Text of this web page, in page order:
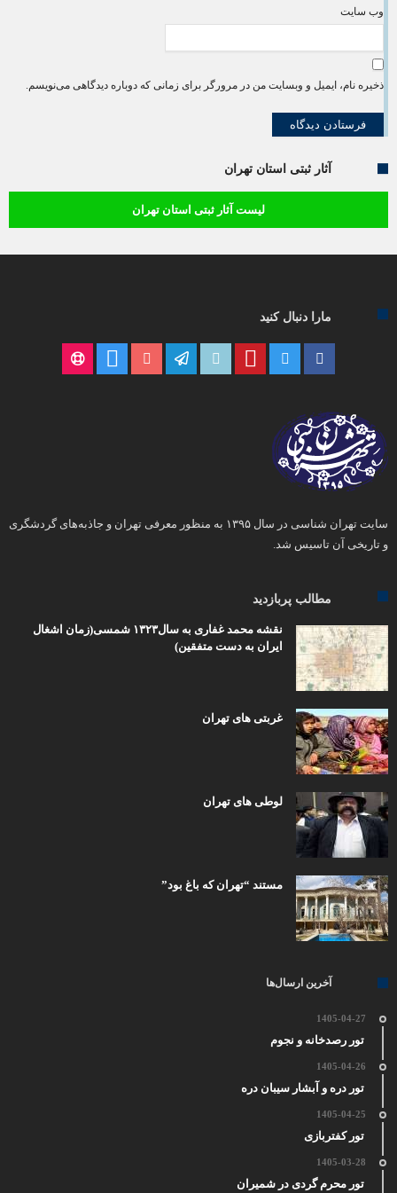
وب‌ سایت
ذخیره نام، ایمیل و وبسایت من در مرورگر برای زمانی که دوباره دیدگاهی می‌نویسم.
آثار ثبتی استان تهران
لیست آثار ثبتی استان تهران
مارا دنبال کنید
سایت تهران شناسی در سال ۱۳۹۵ به منظور معرفی تهران و جاذبه‌های گردشگری
و تاریخی آن تاسیس شد.
مطالب پربازدید
نقشه محمد غفاری به سال۱۳۲۳ شمسی(زمان اشغال
ایران به دست متفقین)
غربتی های تهران
لوطی های تهران
مستند “تهران که باغ بود”
آخرین ارسال‌ها
1405-04-27
تور رصدخانه و نجوم
1405-04-26
تور دره و آبشار سیبان دره
1405-04-25
تور کفتربازی
1405-03-28
تور محرم گردی در شمیران